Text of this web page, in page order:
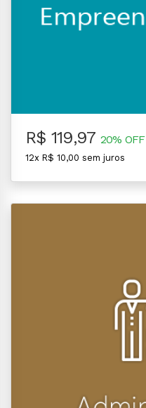
R$ 119,97 20% OFF
12x R$ 10,00 sem juros